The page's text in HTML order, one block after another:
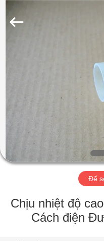
CÁC
PHẨM
VỀ
TÔI
IMP.&EXP.
CO.,LTD.
Đế
Chịu nhiệt độ
Cách điện